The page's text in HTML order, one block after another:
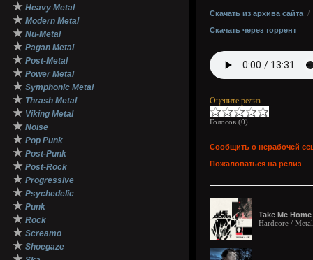
★ Heavy Metal
★ Modern Metal
★ Nu-Metal
★ Pagan Metal
★ Post-Metal
★ Power Metal
★ Symphonic Metal
★ Thrash Metal
★ Viking Metal
★ Noise
★ Pop Punk
★ Post-Punk
★ Post-Rock
★ Progressive
★ Psychedelic
★ Punk
★ Rock
★ Screamo
★ Shoegaze
Скачать из архива сайта /
Скачать через торрент
Оцените релиз
Голосов (0)
Сообщить о нерабочей
Пожаловаться на релиз
Take Me
Hardcore /